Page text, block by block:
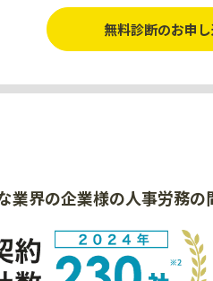
無料診断のお申
業界の企業様の人事労務の